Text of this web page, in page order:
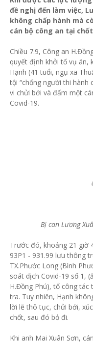
đề nghị đến làm việc,
không chấp hành mà
cán bộ công an tại
Chiều 7.9, Công an
quyết định khởi tố vụ án,
Hạnh (41 tuổi, ngụ xã
tội “chống người thi hành
vi chửi bới và đấm một
Covid-19.
Bị can Lương
Trước đó, khoảng 21 giờ
93P1 - 931.99 lưu thông
TX.Phước Long (Bình
soát dịch Covid-19 số 1,
H.Đồng Phú), tổ công tác
tra. Tuy nhiên, Hạnh
lời lẽ thô tục, chửi bới,
chốt, sau đó bỏ đi.
Khi anh Mai Xuân Sơn,